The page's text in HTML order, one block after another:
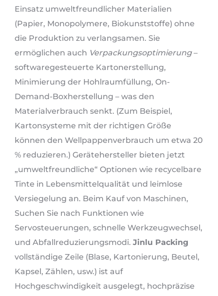
Einsatz umweltfreundlicher Materialien
(Papier, Monopolymere, Biokunststoffe) ohne
die Produktion zu verlangsamen. Sie
ermöglichen auch Verpackungsoptimierung–
softwaregesteuerte Kartonerstellung,
Minimierung der Hohlraumfüllung, On-
Demand-Boxherstellung – was den
Materialverbrauch senkt. (Zum Beispiel,
Kartonsysteme mit der richtigen Größe
können den Wellpappenverbrauch um etwa 20
% reduzieren.) Gerätehersteller bieten jetzt
„umweltfreundliche“ Optionen wie recycelbare
Tinte in Lebensmittelqualität und leimlose
Versiegelung an. Beim Kauf von Maschinen,
Suchen Sie nach Funktionen wie
Servosteuerungen, schnelle Werkzeugwechsel,
und Abfallreduzierungsmodi. Jinlu Packing
vollständige Zeile (Blase, Kartonierung, Beutel,
Kapsel, Zählen, usw.) ist auf
Hochgeschwindigkeit ausgelegt, hochpräzise